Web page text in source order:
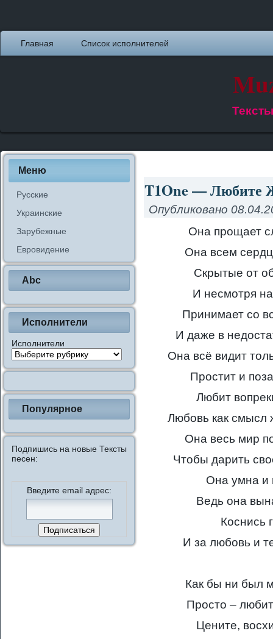
Главная Список исполнителей
Меню
Русские
Украинские
Зарубежные
Евровидение
Abc
Исполнители
Исполнители
Популярное
Подпишись на новые Тексты
песен:
Введите email адрес:
T1One — Любите
Опубликовано
Она прощает
Она всем
Скрытые от
И несмотря
Принимает со
И даже в
Она всё видит
Простит и
Любит
Любовь как смысл
Она весь мир
Чтобы дарить
Она умна и
Ведь она
Коснись
И за любовь и
Как бы ни был
Просто –
Цените,